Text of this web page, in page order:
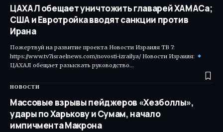
ЦАХАЛ обещает уничтожить главарей ХАМАСа;
США и Евротройка вводят санкции против
Ирана
Пожертвуй на развитие проекта Новости Израиля ТВ 7:
https://www.tv7israelnews.com/novosti-izrailya/ Новости Израиля:
ЦАХАЛ обещает разыскать руководство…
НОВОСТИ
Массовые взрывы пейджеров «Хезболлы»,
удары по Харькову и Сумам, начало
импичмента Макрона